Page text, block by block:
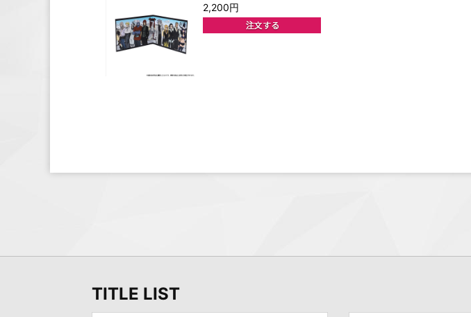
2,200円
TITLE LIST